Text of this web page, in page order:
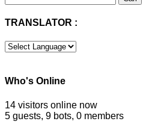
untuk:
TRANSLATOR :
Who's Online
14 visitors online now
5 guests, 9 bots, 0 members